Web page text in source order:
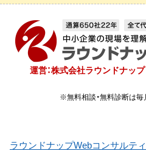
運営：株式会社ラウンドナップ
※無料相談・無料診断は
ラウンドナップWebコンサルテ